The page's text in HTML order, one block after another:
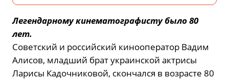
Легендарному кинематографисту было 80
лет.
Советский и российский кинооператор Вадим
Алисов, младший брат украинской актрисы
Ларисы Кадочниковой, скончался в возрасте 80